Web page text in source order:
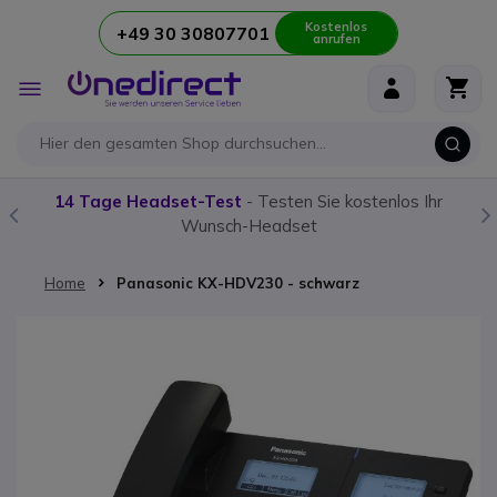
Zum Inhalt springen+49 30 30807701 Kostenlos
anrufen
Navigation
umschalten
14 Tage Headset-Test - Testen Sie kostenlos Ihr
Wunsch-Headset
Home Panasonic KX-HDV230 - schwarz